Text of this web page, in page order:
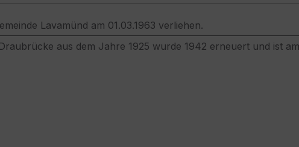
Lavamünd am 01.03.1963 verliehen.
aus dem Jahre 1925 wurde 1942 erneuert und ist